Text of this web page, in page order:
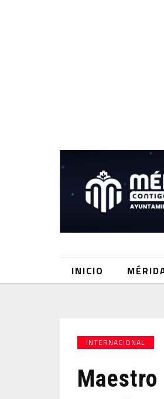
INICIO
INTERNACIONAL